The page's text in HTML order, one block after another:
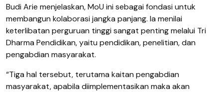
Budi Arie menjelaskan, MoU ini sebagai fondasi untuk
membangun kolaborasi jangka panjang. Ia menilai
keterlibatan perguruan tinggi sangat penting melalui Tri
Dharma Pendidikan, yaitu pendidikan, penelitian, dan
pengabdian masyarakat.
“Tiga hal tersebut, terutama kaitan pengabdian
masyarakat, apabila diimplementasikan maka akan